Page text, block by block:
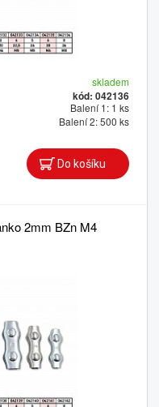
skladem
kód: 042136
Balení 1: 1 ks
Balení 2: 500 ks
2mm BZn M4